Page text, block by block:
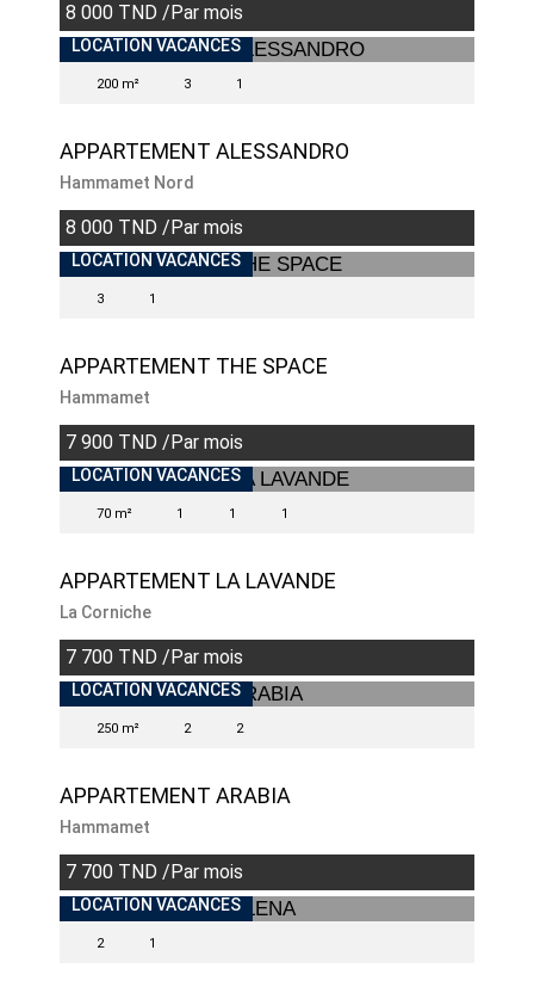
8 000 TND /Par mois
INDISPONIBLE
LOCATION VACANCES
200 m² 3 1
APPARTEMENT ALESSANDRO
Hammamet Nord
8 000 TND /Par mois
INDISPONIBLE
LOCATION VACANCES
3 1
APPARTEMENT THE SPACE
Hammamet
7 900 TND /Par mois
INDISPONIBLE
LOCATION VACANCES
70 m² 1 1 1
APPARTEMENT LA LAVANDE
La Corniche
7 700 TND /Par mois
LOCATION VACANCES
250 m² 2 2
APPARTEMENT ARABIA
Hammamet
7 700 TND /Par mois
LOCATION VACANCES
2 1